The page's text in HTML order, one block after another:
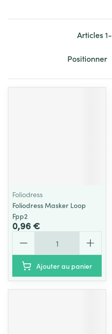
Articles1-
Trier par:
Foliodress
Foliodress Masker Loop
Fpp2
0,96 €
Ajouter au panier